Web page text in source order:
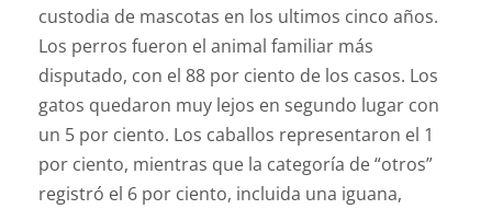
custodia de mascotas en los ultimos cinco años.
Los perros fueron el animal familiar más
disputado, con el 88 por ciento de los casos. Los
gatos quedaron muy lejos en segundo lugar con
un 5 por ciento. Los caballos representaron el 1
por ciento, mientras que la categoría de “otros”
registró el 6 por ciento, incluida una iguana,